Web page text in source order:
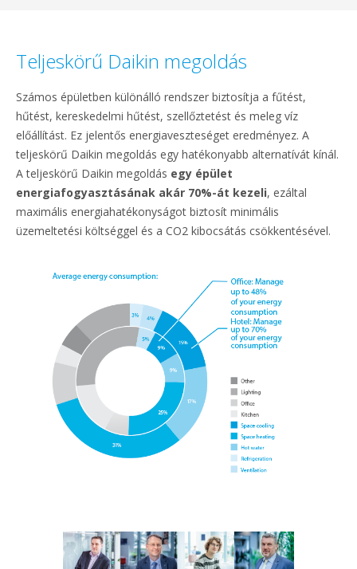
Teljeskörű Daikin megoldás
Számos épületben különálló rendszer biztosítja a fűtést,
hűtést, kereskedelmi hűtést, szellőztetést és meleg víz
előállítást. Ez jelentős energiaveszteséget eredményez. A
teljeskörű Daikin megoldás egy hatékonyabb alternatívát kínál.
A teljeskörű Daikin megoldás egy épület
energiafogyasztásának akár 70%-át kezeli, ezáltal
maximális energiahatékonyságot biztosít minimális
üzemeltetési költséggel és a CO2 kibocsátás csökkentésével.